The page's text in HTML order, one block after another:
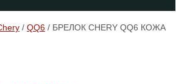
/ QQ6 / БРЕЛОК CHERY QQ6 КОЖА